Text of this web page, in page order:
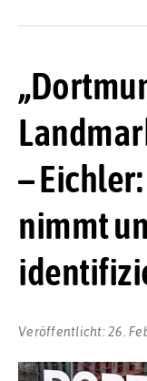
–
nimmt
Veröffentlicht:26.